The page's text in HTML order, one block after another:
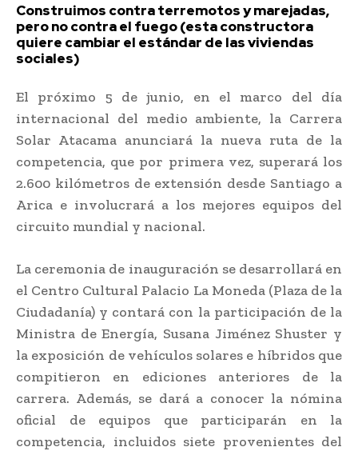
Construimos contra terremotos y marejadas,
pero no contra el fuego (esta constructora
quiere cambiar el estándar de las viviendas
sociales)
El próximo 5 de junio, en el marco del día
internacional del medio ambiente, la Carrera
Solar Atacama anunciará la nueva ruta de la
competencia, que por primera vez, superará los
2.600 kilómetros de extensión desde Santiago a
Arica e involucrará a los mejores equipos del
circuito mundial y nacional.
La ceremonia de inauguración se desarrollará en
el Centro Cultural Palacio La Moneda (Plaza de la
Ciudadanía) y contará con la participación de la
Ministra de Energía, Susana Jiménez Shuster y
la exposición de vehículos solares e híbridos que
compitieron en ediciones anteriores de la
carrera. Además, se dará a conocer la nómina
oficial de equipos que participarán en la
competencia, incluidos siete provenientes del